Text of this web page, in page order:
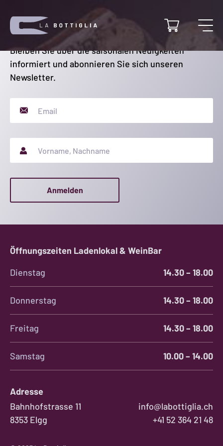
Newsletter
Bleiben Sie über die saisonalen Neuigkeiten
informiert und abonnieren Sie sich unseren
Newsletter.
Öffnungszeiten Ladenlokal & WeinBar
Dienstag
14.30 – 18.00
Donnerstag 14.30 – 18.00
Freitag 14.30 – 18.00
Samstag 10.00 – 14.00
Adresse
Bahnhofstrasse 11
8353 Elgg
info@labottiglia.ch
+41 52 364 21 48